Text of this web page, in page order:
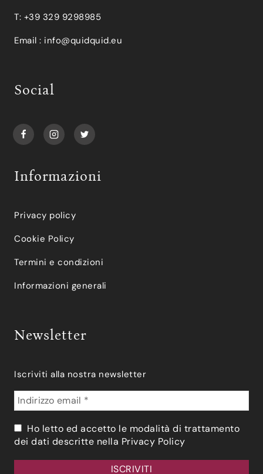
T: +39 329 9298985
Email : info@quidquid.eu
Social
Informazioni
Privacy policy
Cookie Policy
Termini e condizioni
Informazioni generali
Newsletter
Iscriviti alla nostra newsletter
Ho letto ed accetto le modalità di trattamento
dei dati descritte nella Privacy Policy